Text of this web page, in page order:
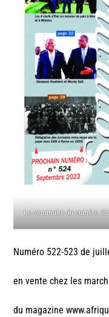
Le sommaire du numéro
Numéro 522-523 de
en vente chez les
du magazine